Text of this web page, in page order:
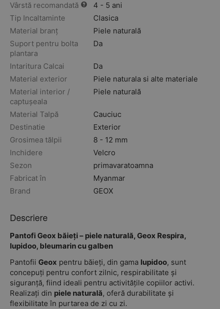
Vârstă recomandată
4 - 5 ani
Tip Incaltaminte
Clasica
Material branț
Piele naturală
Suport pentru bolta
plantara
Da
Intaritura Calcai
Da
Material exterior
Piele naturala si alte materiale
Material interior /
captușeala
Piele naturală
Material Talpă
Cauciuc
Destinatie
Exterior
Grosimea tălpii
8 - 12 mm
Inchidere
Velcro
Sezon
primavaratoamna
Fabricat în
Myanmar
Brand
GEOX
Descriere
Pantofi Geox băieți – piele naturală, Geox Respira,
Iupidoo, bleumarin cu galben
Pantofii Geox pentru băieți, din gama Iupidoo, sunt
concepuți pentru confort zilnic, respirabilitate și
siguranță, fiind ideali pentru activitățile copiilor activi.
Realizați din piele naturală, oferă durabilitate și
flexibilitate în purtarea de zi cu zi.